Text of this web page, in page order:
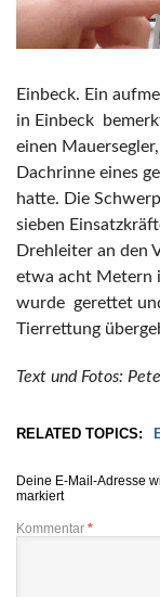
Einbeck. Ein
in Einbeck
einen
Dachrinne eines
hatte. Die
sieben
Drehleiter an den
etwa acht Metern
wurde gerettet
Tierrettung
Text und Fotos:
RELATED TOPICS:
Deine E-Mail-Adresse
markiert
Kommentar *